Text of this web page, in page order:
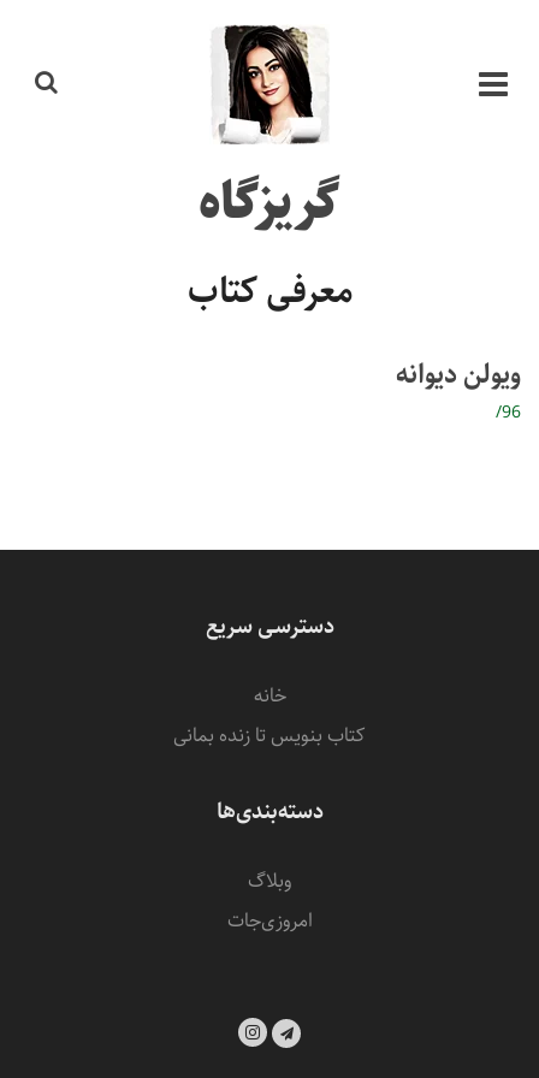
گریزگاه
معرفی کتاب
ویولن دیوانه
/96
دسترسی سریع
خانه
کتاب بنویس تا زنده بمانی
دسته‌بندی‌ها
وبلاگ
امروزی‌‌جات